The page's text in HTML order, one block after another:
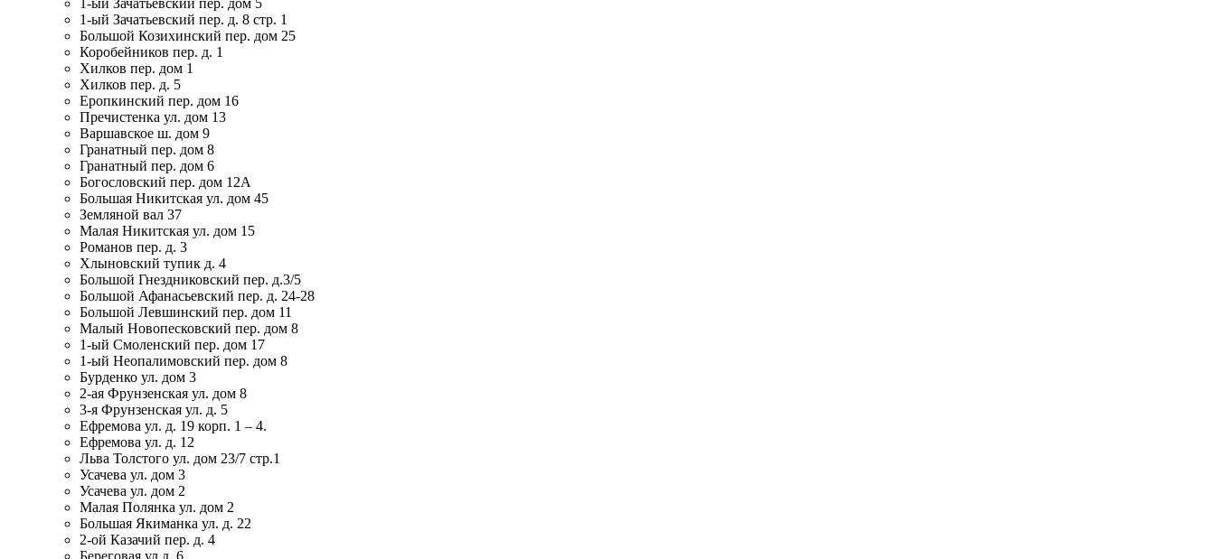
1-ый Зачатьевский пер. д. 8 стр. 1
Большой Козихинский пер. дом 25
Коробейников пер. д. 1
Хилков пер. дом 1
Хилков пер. д. 5
Еропкинский пер. дом 16
Пречистенка ул. дом 13
Варшавское ш. дом 9
Гранатный пер. дом 8
Гранатный пер. дом 6
Богословский пер. дом 12А
Большая Никитская ул. дом 45
Земляной вал 37
Малая Никитская ул. дом 15
Романов пер. д. 3
Хлыновский тупик д. 4
Большой Гнездниковский пер. д.3/5
Большой Афанасьевский пер. д. 24-28
Большой Левшинский пер. дом 11
Малый Новопесковский пер. дом 8
1-ый Смоленский пер. дом 17
1-ый Неопалимовский пер. дом 8
Бурденко ул. дом 3
2-ая Фрунзенская ул. дом 8
3-я Фрунзенская ул. д. 5
Ефремова ул. д. 19 корп. 1 – 4.
Ефремова ул. д. 12
Льва Толстого ул. дом 23/7 стр.1
Усачева ул. дом 3
Усачева ул. дом 2
Малая Полянка ул. дом 2
Большая Якиманка ул. д. 22
2-ой Казачий пер. д. 4
Береговая ул д. 6